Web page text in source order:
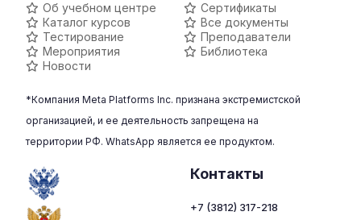
Об учебном центре
Каталог курсов
Тестирование
Мероприятия
Новости
Сертификаты
Все документы
Преподаватели
Библиотека
*Компания Meta Platforms Inc. признана экстремистской
организацией, и ее деятельность запрещена на
территории РФ. WhatsApp является ее продуктом.
Контакты
+7 (3812) 317-218